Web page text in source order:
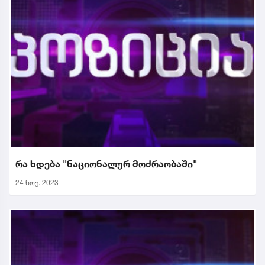
რა ხდება "ნაციონალურ მოძრაობაში"
24 ნოე. 2023